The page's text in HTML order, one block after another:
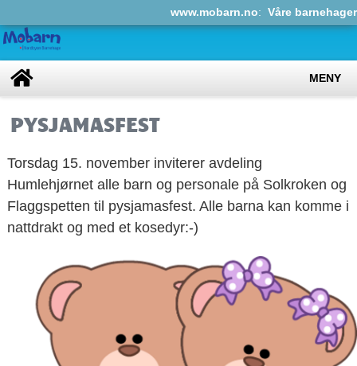
www.mobarn.no: Våre barnehager
MENY
PYSJAMASFEST
Torsdag 15. november inviterer avdeling
Humlehjørnet alle barn og personale på Solkroken og
Flaggspetten til pysjamasfest. Alle barna kan komme i
nattdrakt og med et kosedyr:-)